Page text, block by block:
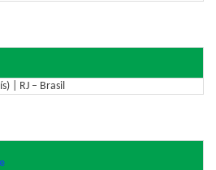
| RJ – Brasil